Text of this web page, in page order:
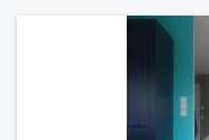
d'informations. A